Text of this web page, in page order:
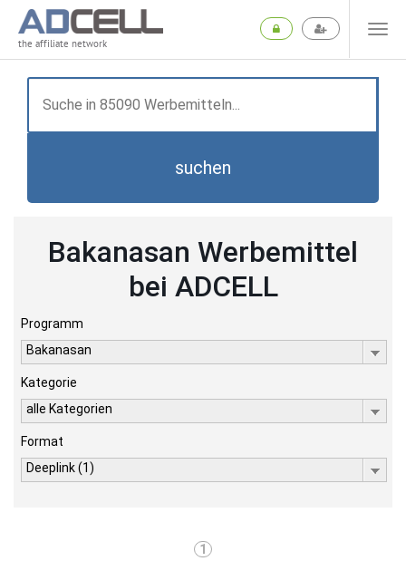
the affiliate network
suchen
Bakanasan Werbemittel
bei ADCELL
Programm
Bakanasan
Kategorie
alle Kategorien
Format
Deeplink (1)
1